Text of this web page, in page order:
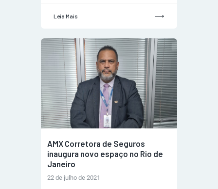
Leia Mais
AMX Corretora de Seguros
inaugura novo espaço no Rio de
Janeiro
22 de julho de 2021